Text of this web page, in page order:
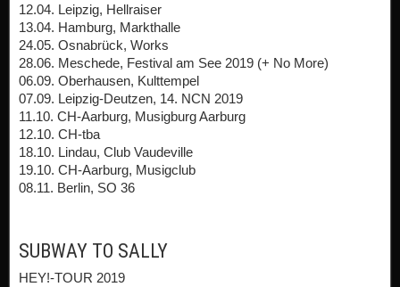
12.04. Leipzig, Hellraiser
13.04. Hamburg, Markthalle
24.05. Osnabrück, Works
28.06. Meschede, Festival am See 2019 (+ No More)
06.09. Oberhausen, Kulttempel
07.09. Leipzig-Deutzen, 14. NCN 2019
11.10. CH-Aarburg, Musigburg Aarburg
12.10. CH-tba
18.10. Lindau, Club Vaudeville
19.10. CH-Aarburg, Musigclub
08.11. Berlin, SO 36
SUBWAY TO SALLY
HEY!-TOUR 2019